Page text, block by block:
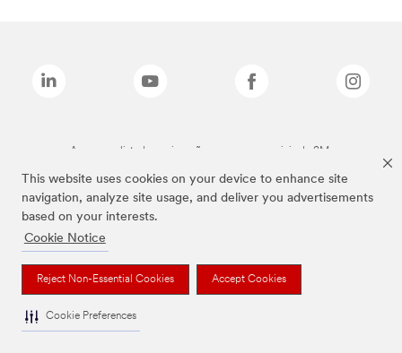
This website uses cookies on your device to enhance site
navigation, analyze site usage, and deliver you advertisements
based on your interests.
Cookie Notice
Reject Non-Essential Cookies Accept Cookies
Cookie Preferences
As marcas listadas a cima são marcas comerciais da 3M.